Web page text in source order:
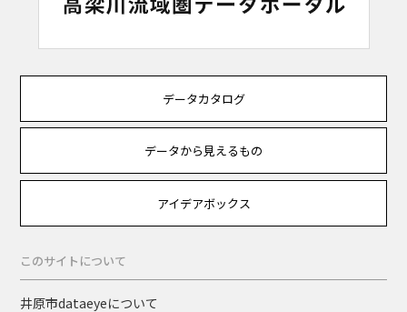
データカタログ
データから見えるもの
アイデアボックス
このサイトについて
井原市dataeyeについて